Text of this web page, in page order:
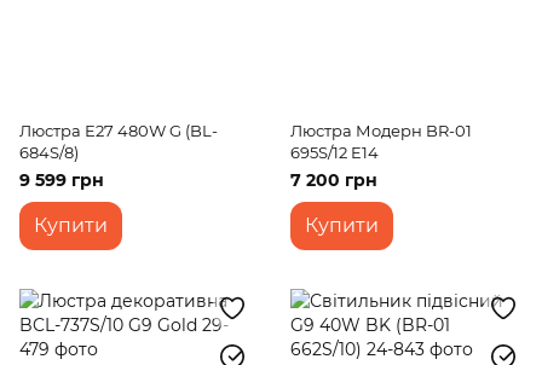
Люстра Е27 480W G (BL-
684S/8)
9 599 грн
Купити
Люстра Модерн BR-01
695S/12 E14
7 200 грн
Купити